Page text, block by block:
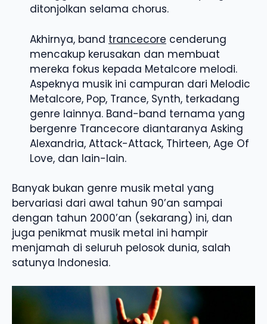
ditonjolkan selama chorus.
Akhirnya, band trancecore cenderung
mencakup kerusakan dan membuat
mereka fokus kepada Metalcore melodi.
Aspeknya musik ini campuran dari Melodic
Metalcore, Pop, Trance, Synth, terkadang
genre lainnya. Band-band ternama yang
bergenre Trancecore diantaranya Asking
Alexandria, Attack-Attack, Thirteen, Age Of
Love, dan lain-lain.
Banyak bukan genre musik metal yang
bervariasi dari awal tahun 90’an sampai
dengan tahun 2000’an (sekarang) ini, dan
juga penikmat musik metal ini hampir
menjamah di seluruh pelosok dunia, salah
satunya Indonesia.